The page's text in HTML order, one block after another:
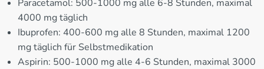
Paracetamol: 500-1000 mg alle 6-8 Stunden, maximal
4000 mg täglich
Ibuprofen: 400-600 mg alle 8 Stunden, maximal 1200
mg täglich für Selbstmedikation
Aspirin: 500-1000 mg alle 4-6 Stunden, maximal 3000